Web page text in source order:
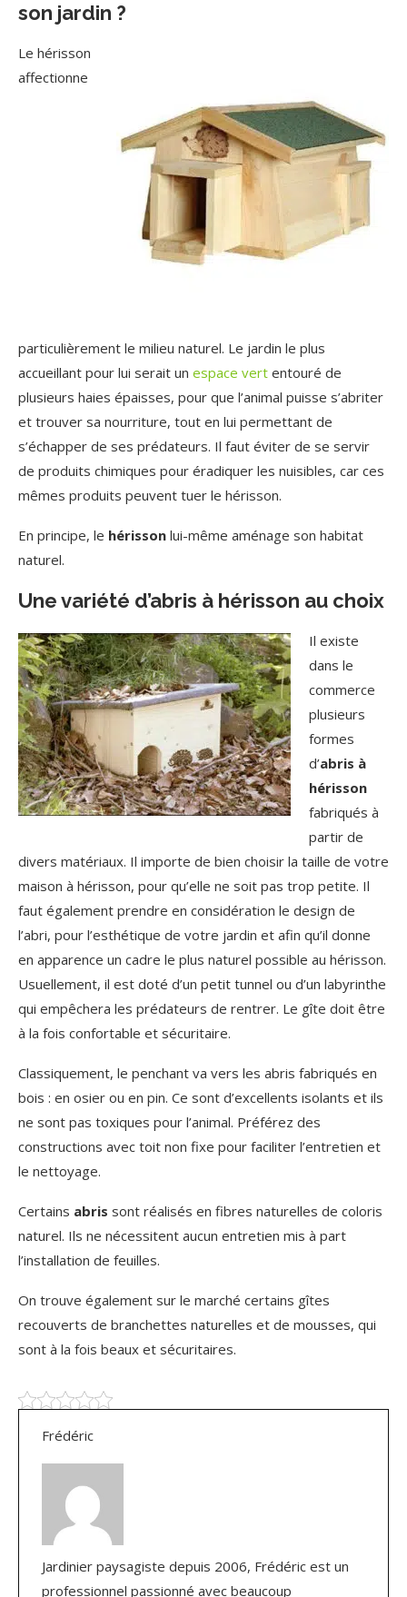
son jardin ?
Le hérisson
affectionne
particulièrement le milieu naturel. Le jardin le plus
accueillant pour lui serait un espace vert entouré de
plusieurs haies épaisses, pour que l’animal puisse s’abriter
et trouver sa nourriture, tout en lui permettant de
s’échapper de ses prédateurs. Il faut éviter de se servir
de produits chimiques pour éradiquer les nuisibles, car ces
mêmes produits peuvent tuer le hérisson.
En principe, le hérisson lui-même aménage son habitat
naturel.
Une variété d’abris à hérisson au choix
Il existe
dans le
commerce
plusieurs
formes
d’abris à
hérisson
fabriqués à
partir de
divers matériaux. Il importe de bien choisir la taille de votre
maison à hérisson, pour qu’elle ne soit pas trop petite. Il
faut également prendre en considération le design de
l’abri, pour l’esthétique de votre jardin et afin qu’il donne
en apparence un cadre le plus naturel possible au hérisson.
Usuellement, il est doté d’un petit tunnel ou d’un labyrinthe
qui empêchera les prédateurs de rentrer. Le gîte doit être
à la fois confortable et sécuritaire.
Classiquement, le penchant va vers les abris fabriqués en
bois : en osier ou en pin. Ce sont d’excellents isolants et ils
ne sont pas toxiques pour l’animal. Préférez des
constructions avec toit non fixe pour faciliter l’entretien et
le nettoyage.
Certains abris sont réalisés en fibres naturelles de coloris
naturel. Ils ne nécessitent aucun entretien mis à part
l’installation de feuilles.
On trouve également sur le marché certains gîtes
recouverts de branchettes naturelles et de mousses, qui
sont à la fois beaux et sécuritaires.
Frédéric
Jardinier paysagiste depuis 2006, Frédéric est un
professionnel passionné avec beaucoup